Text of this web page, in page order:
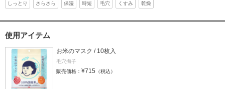
しっとり さらさら 保湿 時短 毛穴 くすみ 乾燥
使用アイテム
お米のマスク / 10枚入
毛穴撫子
販売価格： ¥715 （税込）